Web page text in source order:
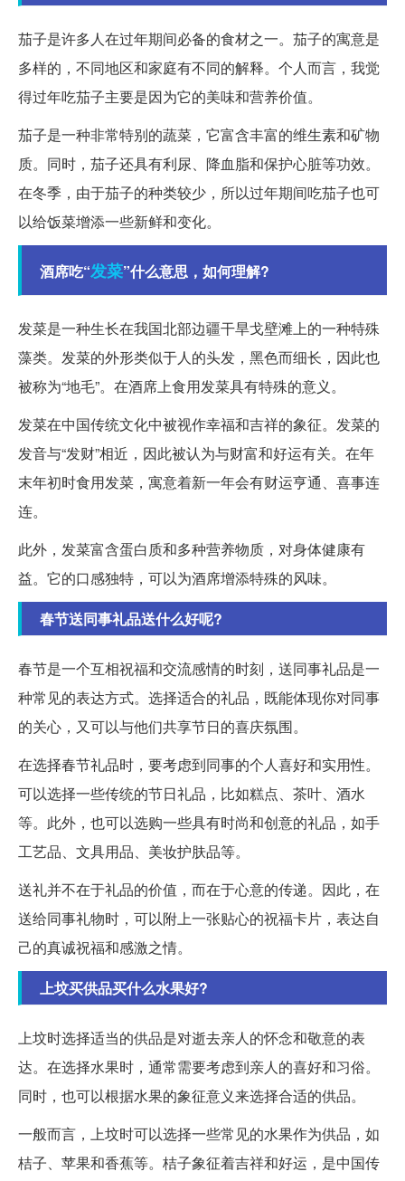
茄子是许多人在过年期间必备的食材之一。茄子的寓意是
多样的，不同地区和家庭有不同的解释。个人而言，我觉
得过年吃茄子主要是因为它的美味和营养价值。
茄子是一种非常特别的蔬菜，它富含丰富的维生素和矿物
质。同时，茄子还具有利尿、降血脂和保护心脏等功效。
在冬季，由于茄子的种类较少，所以过年期间吃茄子也可
以给饭菜增添一些新鲜和变化。
酒席吃“发菜”什么意思，如何理解?
发菜是一种生长在我国北部边疆干旱戈壁滩上的一种特殊
藻类。发菜的外形类似于人的头发，黑色而细长，因此也
被称为“地毛”。在酒席上食用发菜具有特殊的意义。
发菜在中国传统文化中被视作幸福和吉祥的象征。发菜的
发音与“发财”相近，因此被认为与财富和好运有关。在年
末年初时食用发菜，寓意着新一年会有财运亨通、喜事连
连。
此外，发菜富含蛋白质和多种营养物质，对身体健康有
益。它的口感独特，可以为酒席增添特殊的风味。
春节送同事礼品送什么好呢?
春节是一个互相祝福和交流感情的时刻，送同事礼品是一
种常见的表达方式。选择适合的礼品，既能体现你对同事
的关心，又可以与他们共享节日的喜庆氛围。
在选择春节礼品时，要考虑到同事的个人喜好和实用性。
可以选择一些传统的节日礼品，比如糕点、茶叶、酒水
等。此外，也可以选购一些具有时尚和创意的礼品，如手
工艺品、文具用品、美妆护肤品等。
送礼并不在于礼品的价值，而在于心意的传递。因此，在
送给同事礼物时，可以附上一张贴心的祝福卡片，表达自
己的真诚祝福和感激之情。
上坟买供品买什么水果好?
上坟时选择适当的供品是对逝去亲人的怀念和敬意的表
达。在选择水果时，通常需要考虑到亲人的喜好和习俗。
同时，也可以根据水果的象征意义来选择合适的供品。
一般而言，上坟时可以选择一些常见的水果作为供品，如
桔子、苹果和香蕉等。桔子象征着吉祥和好运，是中国传